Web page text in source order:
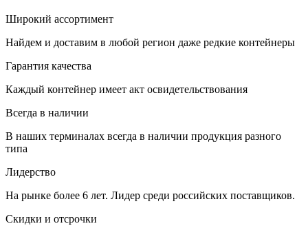
Широкий ассортимент
Найдем и доставим в любой регион даже редкие контейнеры
Гарантия качества
Каждый контейнер имеет акт освидетельствования
Всегда в наличии
В наших терминалах всегда в наличии продукция разного
типа
Лидерство
На рынке более 6 лет. Лидер среди российских поставщиков.
Скидки и отсрочки